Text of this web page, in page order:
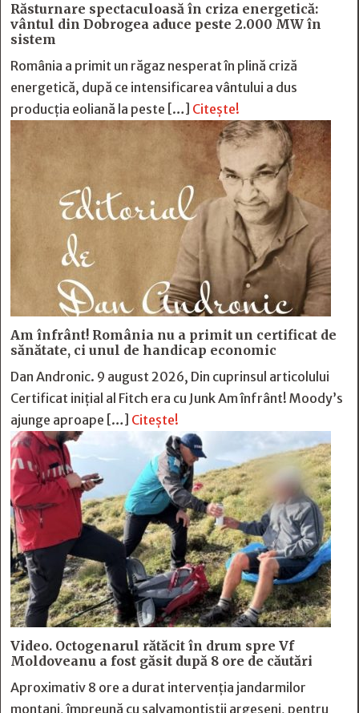
Răsturnare spectaculoasă în criza energetică:
vântul din Dobrogea aduce peste 2.000 MW în
sistem
România a primit un răgaz nesperat în plină criză
energetică, după ce intensificarea vântului a dus
producția eoliană la peste […] Citește!
Am înfrânt! România nu a primit un certificat de
sănătate, ci unul de handicap economic
Dan Andronic. 9 august 2026, Din cuprinsul articolului
Certificat inițial al Fitch era cu Junk Am înfrânt! Moody’s
ajunge aproape […] Citește!
Video. Octogenarul rătăcit în drum spre Vf
Moldoveanu a fost găsit după 8 ore de căutări
Aproximativ 8 ore a durat intervenția jandarmilor
montani, împreună cu salvamontiștii argeșeni, pentru